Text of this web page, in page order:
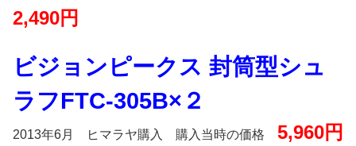
2,490円
ビジョンピークス 封筒型シュ
ラフFTC-305B×２
2013年6月 ヒマラヤ購入 購入当時の価格 5,960円